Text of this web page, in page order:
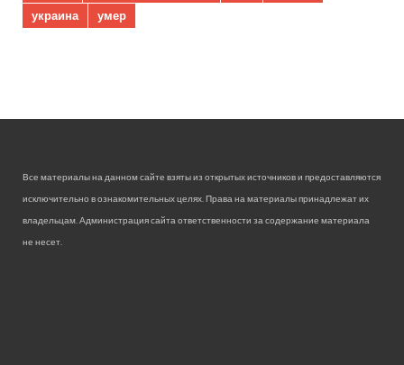
украина
умер
Все материалы на данном сайте взяты из открытых источников и предоставляются
исключительно в ознакомительных целях. Права на материалы принадлежат их
владельцам. Администрация сайта ответственности за содержание материала
не несет.